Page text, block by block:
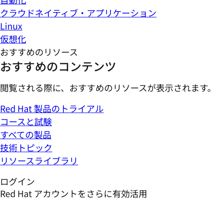
クラウドネイティブ・アプリケーション
Linux
仮想化
おすすめのリソース
おすすめのコンテンツ
閲覧される際に、おすすめのリソースが表示されます。
Red Hat 製品のトライアル
コースと試験
すべての製品
技術トピック
リソースライブラリ
ログイン
Red Hat アカウントをさらに有効活用